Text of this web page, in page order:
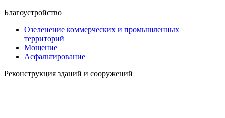
Благоустройство
Озеленение коммерческих и промышленных
территорий
Мощение
Асфальтирование
Реконструкция зданий и сооружений